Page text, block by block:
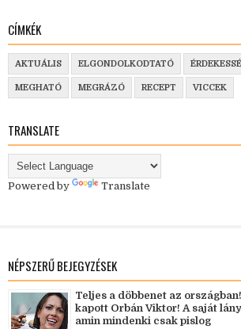
CÍMKÉK
AKTUÁLIS ELGONDOLKODTATÓ
MEGHATÓ MEGRÁZÓ RECEPT VICCEK
TRANSLATE
Powered by Translate
NÉPSZERŰ BEJEGYZÉSEK
Teljes a döbbenet az
kapott Orbán Viktor! A saját
amin mindenki csak pislog